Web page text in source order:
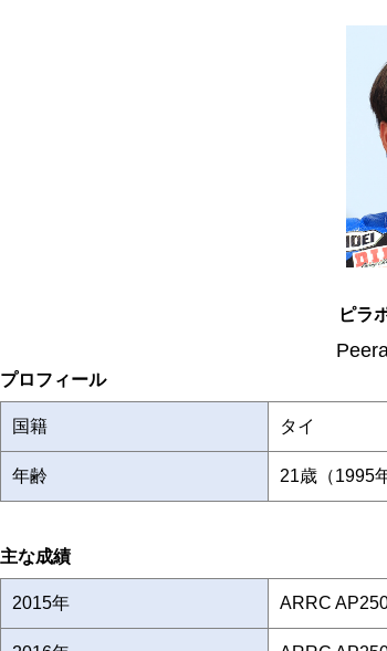
ピラ
プロフィール
国籍 タイ
年齢 21歳（1995
主な成績
2015年 ARRC